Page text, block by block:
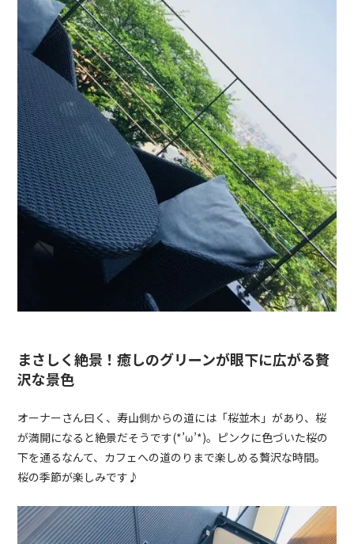
まさしく絶景！癒しのグリーンが眼下に広がる贅
沢な景色
オーナーさん曰く、寿山側からの道には「桜並木」があり、桜
が満開になると絶景だそうです(*’ω’*)。 ピンクに色づいた桜の
下を通るなんて、カフェへの道のりまで楽しめる贅沢な時間。
桜の季節が楽しみです♪